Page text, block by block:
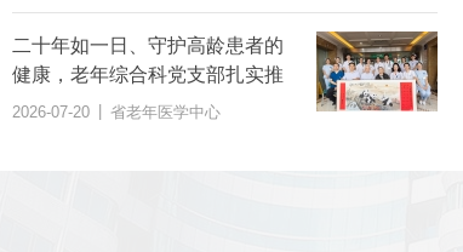
二十年如一日、守护高龄患者的健康，老年综合科
党支部扎实推进“桑榆之美 综合护...2026-07-20 | 省老年医学中心
二十年如一日、守护高龄患者的
健康，老年综合科党支部扎实推
进“桑榆之美 综合护航”党建品牌
2026-07-20 省老年医学中心